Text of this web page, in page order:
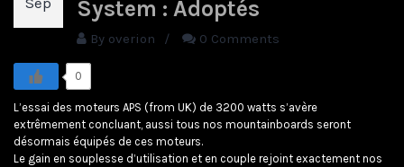
System : Adoptés
By overion / 0 Comments
0
L’essai des moteurs APS (from UK) de 3200 watts s’avère
extrêmement concluant, aussi tous nos mountainboards seront
désormais équipés de ces moteurs.
Le gain en souplesse d’utilisation et en couple rejoint exactement nos